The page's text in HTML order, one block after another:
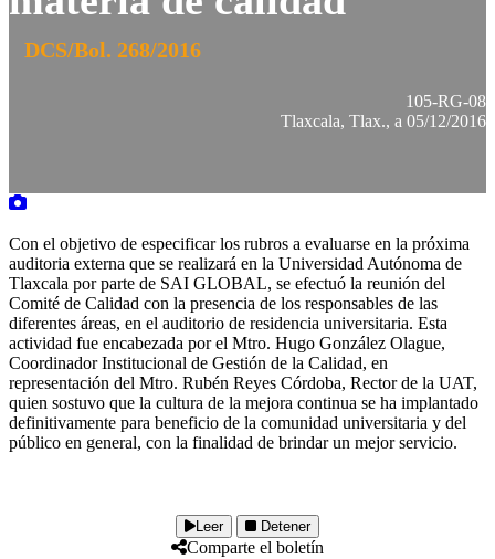
DCS/Bol. 268/2016
105-RG-08
Tlaxcala, Tlax., a 05/12/2016
Con el objetivo de especificar los rubros a evaluarse en la próxima
auditoria externa que se realizará en la Universidad Autónoma de
Tlaxcala por parte de SAI GLOBAL, se efectuó la reunión del
Comité de Calidad con la presencia de los responsables de las
diferentes áreas, en el auditorio de residencia universitaria. Esta
actividad fue encabezada por el Mtro. Hugo González Olague,
Coordinador Institucional de Gestión de la Calidad, en
representación del Mtro. Rubén Reyes Córdoba, Rector de la UAT,
quien sostuvo que la cultura de la mejora continua se ha implantado
definitivamente para beneficio de la comunidad universitaria y del
público en general, con la finalidad de brindar un mejor servicio.
Leer Detener
Comparte el boletín